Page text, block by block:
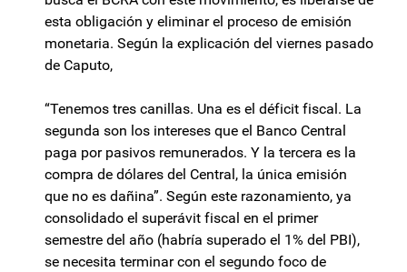
esta obligación y eliminar el proceso de emisión
monetaria. Según la explicación del viernes pasado
de Caputo,
“Tenemos tres canillas. Una es el déficit fiscal. La
segunda son los intereses que el Banco Central
paga por pasivos remunerados. Y la tercera es la
compra de dólares del Central, la única emisión
que no es dañina”. Según este razonamiento, ya
consolidado el superávit fiscal en el primer
semestre del año (habría superado el 1% del PBI),
se necesita terminar con el segundo foco de